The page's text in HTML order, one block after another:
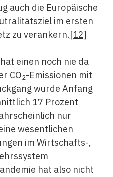
auch die Europäische
im ersten
zu verankern.[12]
einen noch nie da
CO2-Emissionen mit
wurde Anfang
17 Prozent
nur
wesentlichen
im Wirtschafts-,
hat also nicht